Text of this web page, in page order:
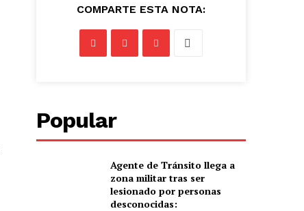
COMPARTE ESTA NOTA:
Popular
Agente de Tránsito llega a
zona militar tras ser
lesionado por personas
desconocidas: